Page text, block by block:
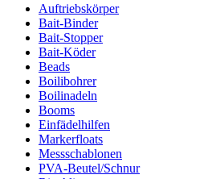
Auftriebskörper
Bait-Binder
Bait-Stopper
Bait-Köder
Beads
Boilibohrer
Boilinadeln
Booms
Einfädelhilfen
Markerfloats
Messschablonen
PVA-Beutel/Schnur